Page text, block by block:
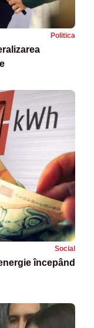
Politica
Social
începând